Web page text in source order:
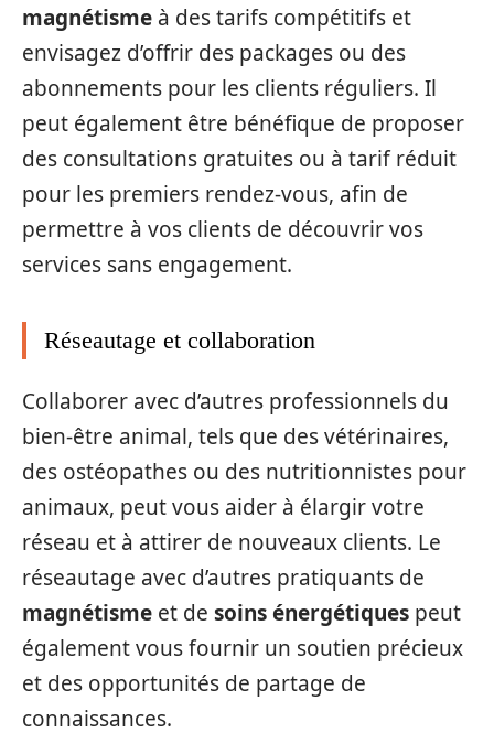
magnétisme à des tarifs compétitifs et
envisagez d’offrir des packages ou des
abonnements pour les clients réguliers. Il
peut également être bénéfique de proposer
des consultations gratuites ou à tarif réduit
pour les premiers rendez-vous, afin de
permettre à vos clients de découvrir vos
services sans engagement.
Réseautage et collaboration
Collaborer avec d’autres professionnels du
bien-être animal, tels que des vétérinaires,
des ostéopathes ou des nutritionnistes pour
animaux, peut vous aider à élargir votre
réseau et à attirer de nouveaux clients. Le
réseautage avec d’autres pratiquants de
magnétisme et de soins énergétiques peut
également vous fournir un soutien précieux
et des opportunités de partage de
connaissances.